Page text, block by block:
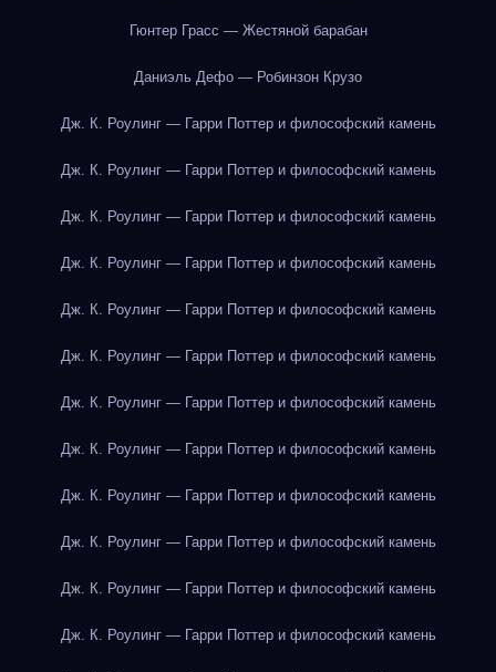
Гюнтер Грасс — Жестяной барабан
Даниэль Дефо — Робинзон Крузо
Дж. К. Роулинг — Гарри Поттер и философский камень
Дж. К. Роулинг — Гарри Поттер и философский камень
Дж. К. Роулинг — Гарри Поттер и философский камень
Дж. К. Роулинг — Гарри Поттер и философский камень
Дж. К. Роулинг — Гарри Поттер и философский камень
Дж. К. Роулинг — Гарри Поттер и философский камень
Дж. К. Роулинг — Гарри Поттер и философский камень
Дж. К. Роулинг — Гарри Поттер и философский камень
Дж. К. Роулинг — Гарри Поттер и философский камень
Дж. К. Роулинг — Гарри Поттер и философский камень
Дж. К. Роулинг — Гарри Поттер и философский камень
Дж. К. Роулинг — Гарри Поттер и философский камень